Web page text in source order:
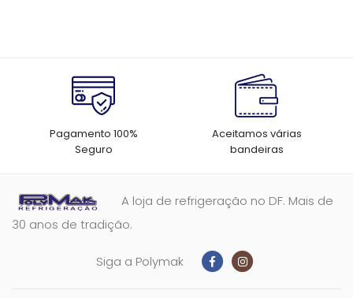
Pagamento 100%
Seguro
Aceitamos várias
bandeiras
A loja de refrigeração no DF. Mais de
30 anos de tradição.
Siga a Polymak